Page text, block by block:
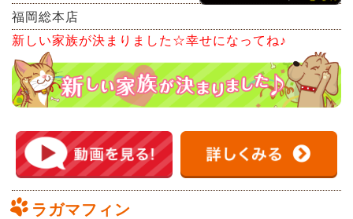
福岡総本店
新しい家族が決まりました☆幸せになってね♪
ラガマフィン